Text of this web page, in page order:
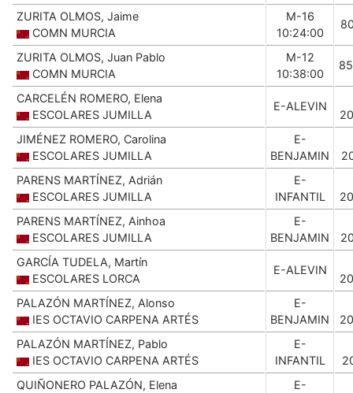
ZURITA OLMOS, Jaime
COMN MURCIA
M-16
10:24:00
ZURITA OLMOS, Juan Pablo
COMN MURCIA
M-12
10:38:00
CARCELÉN ROMERO, Elena
ESCOLARES JUMILLA
E-ALEVIN
JIMÉNEZ ROMERO, Carolina
ESCOLARES JUMILLA
E-
BENJAMIN
PARENS MARTÍNEZ, Adrián
ESCOLARES JUMILLA
E-
INFANTIL
PARENS MARTÍNEZ, Ainhoa
ESCOLARES JUMILLA
E-
BENJAMIN
GARCÍA TUDELA, Martín
ESCOLARES LORCA
E-ALEVIN
PALAZÓN MARTÍNEZ, Alonso
IES OCTAVIO CARPENA ARTÉS
E-
BENJAMIN
PALAZÓN MARTÍNEZ, Pablo
IES OCTAVIO CARPENA ARTÉS
E-
INFANTIL
QUIÑONERO PALAZÓN, Elena
E-